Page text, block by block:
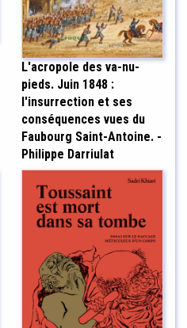
L'acropole des va-nu-
pieds. Juin 1848 :
l'insurrection et ses
conséquences vues du
Faubourg Saint-Antoine. -
Philippe Darriulat